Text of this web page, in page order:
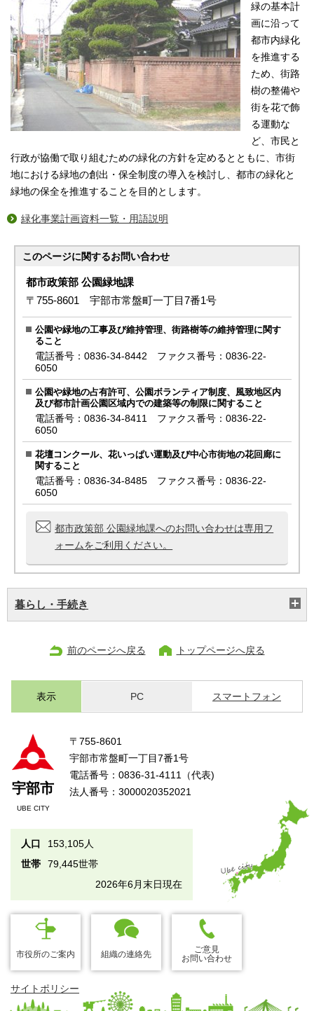
緑の基本計
画に沿って
都市内緑化
を推進する
ため、街路
樹の整備や
街を花で飾
る運動な
ど、市民と
行政が協働で取り組むための緑化の方針を定めるとともに、市街
地における緑地の創出・保全制度の導入を検討し、都市の緑化と
緑地の保全を推進することを目的とします。
緑化事業計画資料一覧・用語説明
このページに関するお問い合わせ
都市政策部 公園緑地課
〒755-8601 宇部市常盤町一丁目7番1号
公園や緑地の工事及び維持管理、街路樹等の維持管理に関す
ること
電話番号：0836-34-8442 ファクス番号：0836-22-
6050
公園や緑地の占有許可、公園ボランティア制度、風致地区内
及び都市計画公園区域内での建築等の制限に関すること
電話番号：0836-34-8411 ファクス番号：0836-22-
6050
花壇コンクール、花いっぱい運動及び中心市街地の花回廊に
関すること
電話番号：0836-34-8485 ファクス番号：0836-22-
6050
都市政策部 公園緑地課へのお問い合わせは専用フ
ォームをご利用ください。
暮らし・手続き
前のページへ戻る トップページへ戻る
表示 PC スマートフォン
宇部市
UBE CITY
〒755-8601
宇部市常盤町一丁目7番1号
電話番号：0836-31-4111（代表)
法人番号：3000020352021
人口
153,105人
世帯
79,445世帯
2026年6月末日現在
市役所のご案内 組織の連絡先
ご意見
お問い合わせ
サイトポリシー